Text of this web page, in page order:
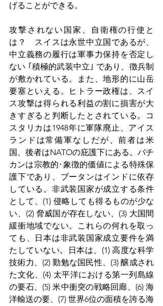
げることができる。
攻撃されない国家、自衛権の行使と
は ？　スイスは永世中立国であるが、
中立義務の履行は軍事力保持を否定し
ない ｢積極的武装中立｣ であり、徴兵制
が敷かれている。また、地形的に山岳
要塞といえる。ヒトラー政権は、スイ
ス攻撃は得られる利益の割に損害が大
きすぎると判断したとされている。コ
スタリカは1948年に軍隊廃止、アイス
ランドは常備軍なしだが、前者は米
国、後者はNATOの庇護下にある。バチ
カンは宗教的･象徴的価値による特殊保
護下であり、ブータンはインドに依存
している。非武装国家が成立する条件
として、(1) 侵略しても得るものが少な
い、(2) 脅威国が存在しない、(3) 大国間
緩衝地域でない。これらの何れを取っ
ても、日本は非武装国家成立要件を満
たしていない。日本は、(1) 高度な科学
技術力、(2) 勤勉な国民性、(3) 醸成され
た文化、(4) 太平洋における第一列島線
の要石、(5) 米中衝突の戦略回廊、(6) 海
洋輸送の要、(7) 世界6位の面積を誇る海